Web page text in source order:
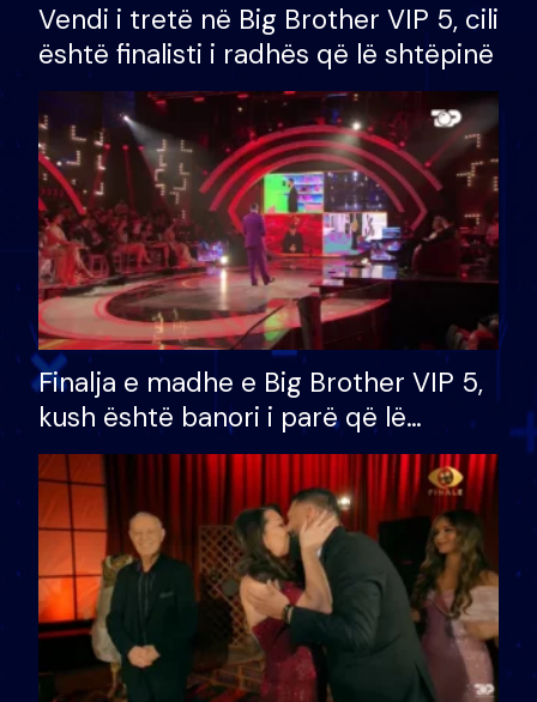
Vendi i tretë në Big Brother VIP 5, cili
është finalisti i radhës që lë shtëpinë
Finalja e madhe e Big Brother VIP 5,
kush është banori i parë që lë
shtëpinë dhe humb mundësinë për
të fituar çmimin e madh